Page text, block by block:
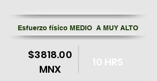
Esfuerzo físico MEDIO A MUY ALTO
$3818.00
MNX
10 HRS